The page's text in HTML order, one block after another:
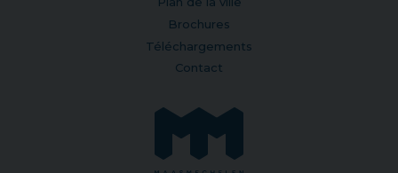
Brochures
Téléchargements
Contact